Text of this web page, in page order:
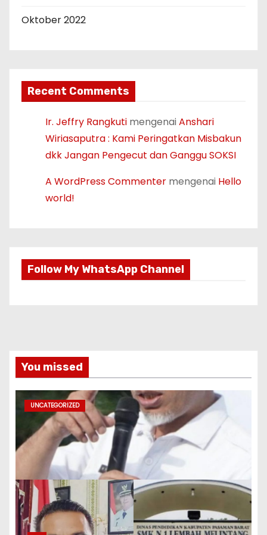
Oktober 2022
Recent Comments
Ir. Jeffry Rangkuti mengenaiAnshari
Wiriasaputra : Kami Peringatkan Misbakun
dkk Jangan Pengecut dan Ganggu SOKSI
A WordPress Commenter mengenai Hello
world!
Follow My WhatsApp Channel
You missed
UNCATEGORIZED